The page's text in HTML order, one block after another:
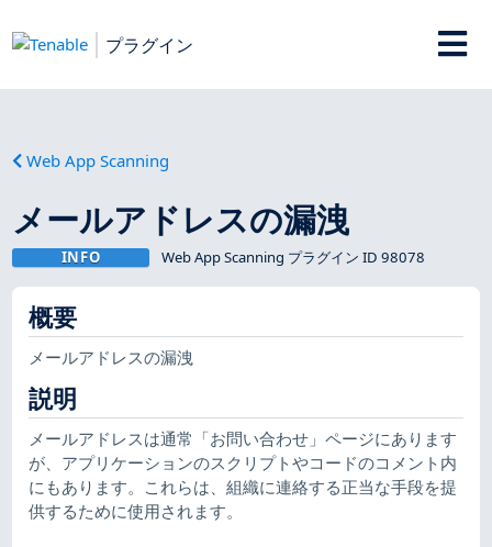
プラグイン
Web App Scanning
メールアドレスの漏洩
INFO Web App Scanning プラグイン ID 98078
概要
メールアドレスの漏洩
説明
メールアドレスは通常「お問い合わせ」ページにあります
が、アプリケーションのスクリプトやコードのコメント内
にもあります。これらは、組織に連絡する正当な手段を提
供するために使用されます。